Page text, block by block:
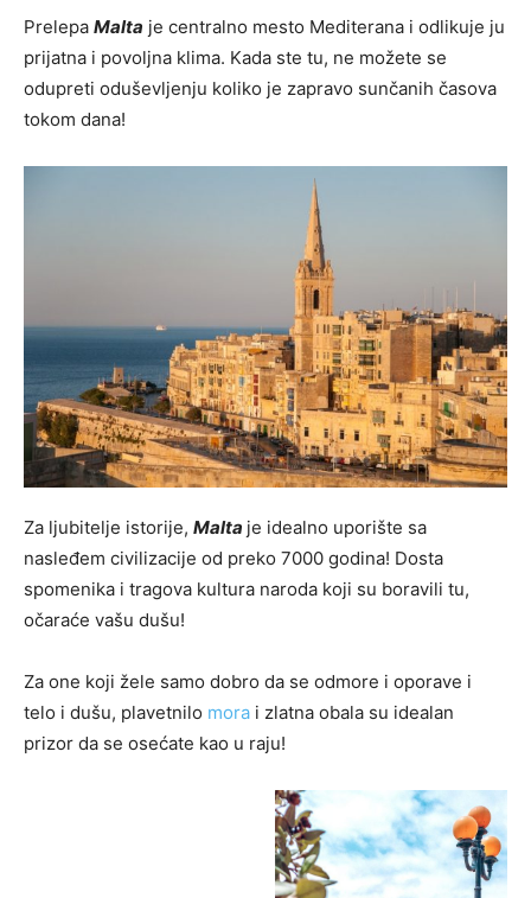
Prelepa Malta je centralno mesto Mediterana i odlikuje ju
prijatna i povoljna klima. Kada ste tu, ne možete se
odupreti oduševljenju koliko je zapravo sunčanih časova
tokom dana!
Za ljubitelje istorije, Malta je idealno uporište sa
nasleđem civilizacije od preko 7000 godina! Dosta
spomenika i tragova kultura naroda koji su boravili tu,
očaraće vašu dušu!
Za one koji žele samo dobro da se odmore i oporave i
telo i dušu, plavetnilo mora i zlatna obala su idealan
prizor da se osećate kao u raju!